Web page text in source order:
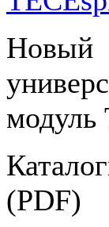
Новый
модуль
(PDF)